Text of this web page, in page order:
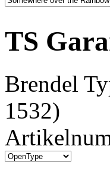
TS
Brendel
1532)